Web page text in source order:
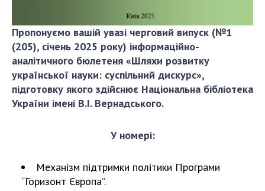
Охорона прав інтелектуальної власності та
трансфер технологій в наукових установах
Наукові об'єкти, що становлять національне
надбання
Центри колективного користування
науковими приладами НАН України
Відкрита наука в НАН України
Підготовка наукових кадрів
Пропонуємо вашій увазі черговий випуск (№1
(205), січень 2025 року) інформаційно-
аналітичного бюлетеня «Шляхи розвитку
української науки: суспільний дискурс»,
підготовку якого здійснює Національна бібліотека
України імені В.І. Вернадського.
У номері:
Механізм підтримки політики Програми
“Горизонт Європа”.